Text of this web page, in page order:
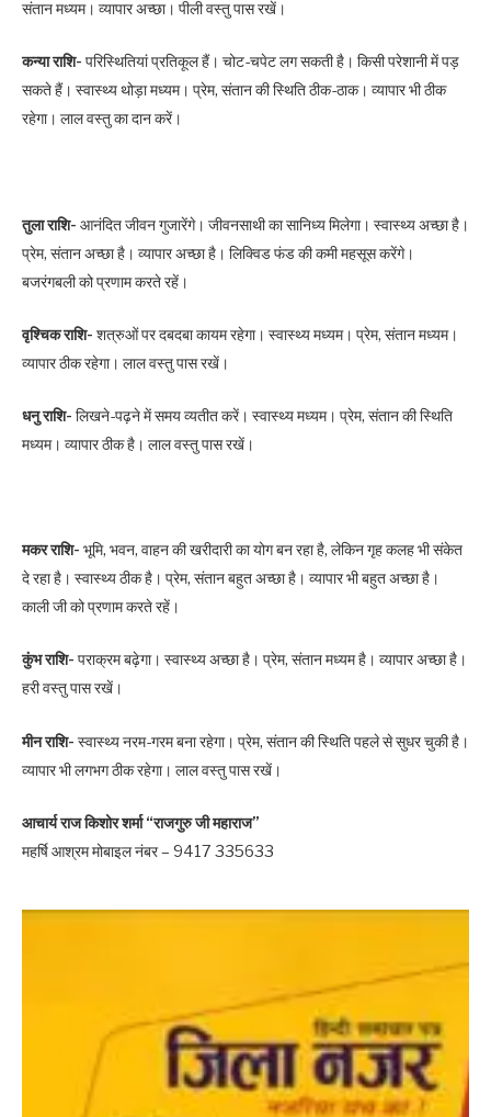
संतान मध्यम। व्यापार अच्छा। पीली वस्तु पास रखें।
कन्या राशि- परिस्थितियां प्रतिकूल हैं। चोट-चपेट लग सकती है। किसी परेशानी में पड़
सकते हैं। स्वास्थ्य थोड़ा मध्यम। प्रेम, संतान की स्थिति ठीक-ठाक। व्यापार भी ठीक
रहेगा। लाल वस्तु का दान करें।
तुला राशि- आनंदित जीवन गुजारेंगे। जीवनसाथी का सानिध्य मिलेगा। स्वास्थ्य अच्छा है।
प्रेम, संतान अच्छा है। व्यापार अच्छा है। लिक्विड फंड की कमी महसूस करेंगे।
बजरंगबली को प्रणाम करते रहें।
वृश्चिक राशि- शत्रुओं पर दबदबा कायम रहेगा। स्वास्थ्य मध्यम। प्रेम, संतान मध्यम।
व्यापार ठीक रहेगा। लाल वस्तु पास रखें।
धनु राशि- लिखने-पढ़ने में समय व्यतीत करें। स्वास्थ्य मध्यम। प्रेम, संतान की स्थिति
मध्यम। व्यापार ठीक है। लाल वस्तु पास रखें।
मकर राशि- भूमि, भवन, वाहन की खरीदारी का योग बन रहा है, लेकिन गृह कलह भी संकेत
दे रहा है। स्वास्थ्य ठीक है। प्रेम, संतान बहुत अच्छा है। व्यापार भी बहुत अच्छा है।
काली जी को प्रणाम करते रहें।
कुंभ राशि- पराक्रम बढ़ेगा। स्वास्थ्य अच्छा है। प्रेम, संतान मध्यम है। व्यापार अच्छा है।
हरी वस्तु पास रखें।
मीन राशि- स्वास्थ्य नरम-गरम बना रहेगा। प्रेम, संतान की स्थिति पहले से सुधर चुकी है।
व्यापार भी लगभग ठीक रहेगा। लाल वस्तु पास रखें।
आचार्य राज किशोर शर्मा “राजगुरु जी महाराज”
महर्षि आश्रम मोबाइल नंबर – 9417 335633